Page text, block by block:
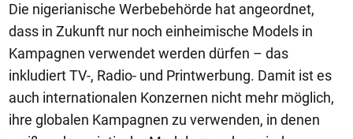
Die nigerianische Werbebehörde hat angeordnet,
dass in Zukunft nur noch einheimische Models in
Kampagnen verwendet werden dürfen – das
inkludiert TV-, Radio- und Printwerbung. Damit ist es
auch internationalen Konzernen nicht mehr möglich,
ihre globalen Kampagnen zu verwenden, in denen